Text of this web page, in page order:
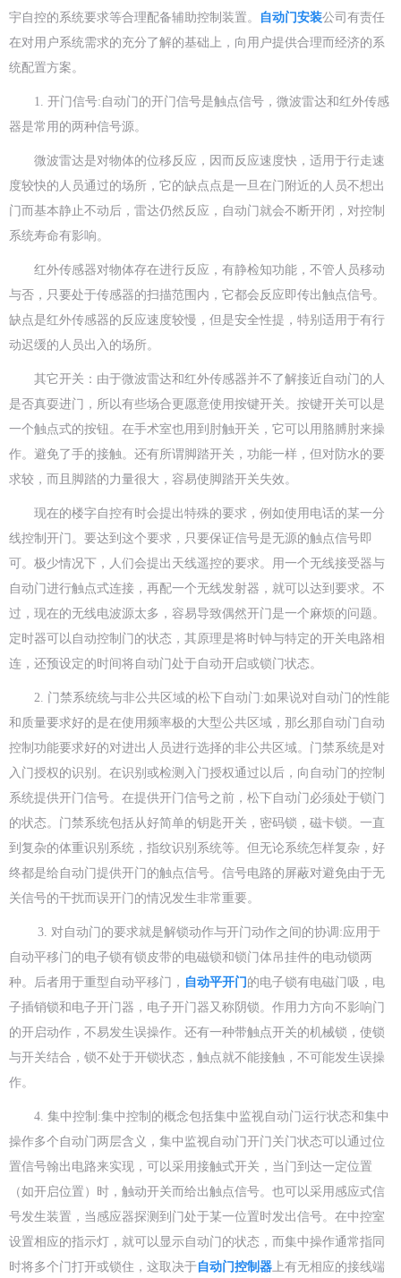
宇自控的系统要求等合理配备辅助控制装置。
自动门安装公司有责任
在对用户系统需求的充分了解的基础上，向用户提供合理而经济的系
统配置方案。
1. 开门信号:自动门的开门信号是触点信号，微波雷达和红外传感
器是常用的两种信号源。
微波雷达是对物体的位移反应，因而反应速度快，适用于行走速
度较快的人员通过的场所，它的缺点点是一旦在门附近的人员不想出
门而基本静止不动后，雷达仍然反应，自动门就会不断开闭，对控制
系统寿命有影响。
红外传感器对物体存在进行反应，有静检知功能，不管人员移动
与否，只要处于传感器的扫描范围内，它都会反应即传出触点信号。
缺点是红外传感器的反应速度较慢，但是安全性提，特别适用于有行
动迟缓的人员出入的场所。
其它开关：由于微波雷达和红外传感器并不了解接近自动门的人
是否真耍进门，所以有些场合更愿意使用按键开关。按键开关可以是
一个触点式的按钮。在手术室也用到肘触开关，它可以用胳膊肘来操
作。避免了手的接触。还有所谓脚踏开关，功能一样，但对防水的要
求较，而且脚踏的力量很大，容易使脚踏开关失效。
现在的楼字自控有时会提出特殊的要求，例如使用电话的某一分
线控制开门。要达到这个要求，只要保证信号是无源的触点信号即
可。极少情况下，人们会提出天线遥控的要求。用一个无线接受器与
自动门进行触点式连接，再配一个无线发射器，就可以达到要求。不
过，现在的无线电波源太多，容易导致偶然开门是一个麻烦的问题。
定时器可以自动控制门的状态，其原理是将时钟与特定的开关电路相
连，还预设定的时间将自动门处于自动开启或锁门状态。
2. 门禁系统统与非公共区域的松下自动门:如果说对自动门的性能
和质量要求好的是在使用频率极的大型公共区域，那幺那自动门自动
控制功能要求好的对进出人员进行选择的非公共区域。门禁系统是对
入门授权的识别。在识别或检测入门授权通过以后，向自动门的控制
系统提供开门信号。在提供开门信号之前，松下自动门必须处于锁门
的状态。门禁系统包括从好简单的钥匙开关，密码锁，磁卡锁 。一直
到复杂的体重识别系统，指纹识别系统等。但无论系统怎样复杂，好
终都是给自动门提供开门的触点信号。信号电路的屏蔽对避免由于无
关信号的干扰而误开门的情况发生非常重要。
3. 对自动门的要求就是解锁动作与开门动作之间的协调:应用于
自动平移门的电子锁有锁皮带的电磁锁和锁门体吊挂件的电动锁两
种。后者用于重型自动平移门， 自动平开门 的电子锁有电磁门吸，电
子插销锁和电子开门器，电子开门器又称阴锁。作用力方向不影响门
的开启动作，不易发生误操作。还有一种带触点开关的机械锁，使锁
与开关结合，锁不处于开锁状态，触点就不能接触，不可能发生误操
作。
4. 集中控制:集中控制的概念包括集中监视自动门运行状态和集中
操作多个自动门两层含义，集中监视自动门开门关门状态可以通过位
置信号翰出电路来实现，可以采用接触式开关，当门到达一定位置
（如开启位置）时，触动开关而给出触点信号。也可以采用感应式信
号发生装置，当感应器探测到门处于某一位置时发出信号。在中控室
设置相应的指示灯，就可以显示自动门的状态，而集中操作通常指同
时将多个门打开或锁住，这取决于自动门控制器 上有无相应的接线端